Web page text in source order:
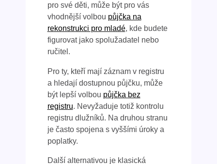
pro své děti, může být pro vás
vhodnější volbou půjčka na
rekonstrukci pro mladé, kde budete
figurovat jako spolužadatel nebo
ručitel.
Pro ty, kteří mají záznam v registru
a hledají dostupnou půjčku, může
být lepší volbou půjčka bez
registru. Nevyžaduje totiž kontrolu
registru dlužníků. Na druhou stranu
je často spojena s vyššími úroky a
poplatky.
Další alternativou je klasická